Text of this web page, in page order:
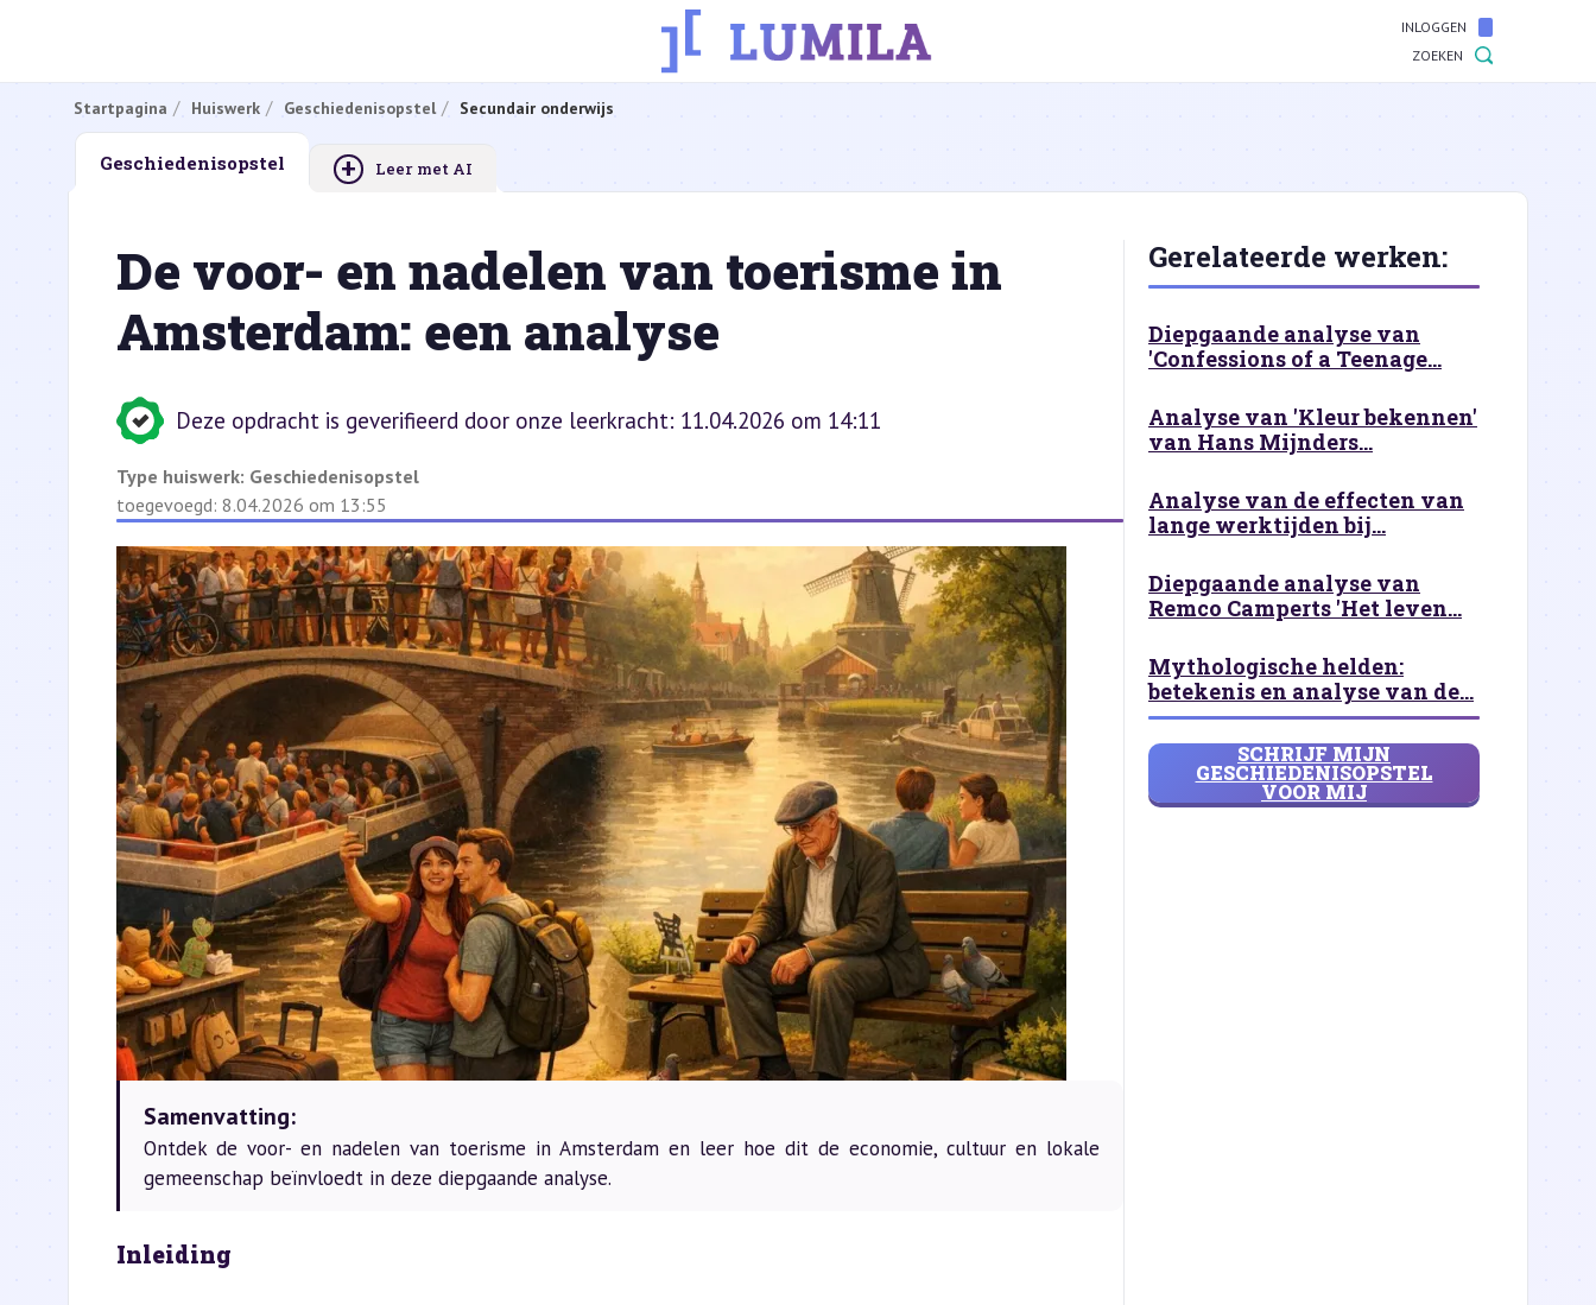
INLOGGEN
ZOEKEN
Startpagina Huiswerk Geschiedenisopstel Secundair onderwijs
Geschiedenisopstel + Leer met AI
De voor- en nadelen van toerisme in
Amsterdam: een analyse
Deze opdracht is geverifieerd door onze leerkracht: 11.04.2026 om 14:11
Type huiswerk: Geschiedenisopstel
toegevoegd: 8.04.2026 om 13:55
Samenvatting:
Ontdek de voor- en nadelen van toerisme in Amsterdam en leer hoe dit de economie, cultuur en lokale
gemeenschap beïnvloedt in deze diepgaande analyse.
Inleiding
Gerelateerde werken:
Diepgaande analyse van
'Confessions of a Teenage...
Analyse van 'Kleur bekennen'
van Hans Mijnders...
Analyse van de effecten van
lange werktijden bij...
Diepgaande analyse van
Remco Camperts 'Het leven...
Mythologische helden:
betekenis en analyse van de...
SCHRIJF MIJN
GESCHIEDENISOPSTEL
VOOR MIJ